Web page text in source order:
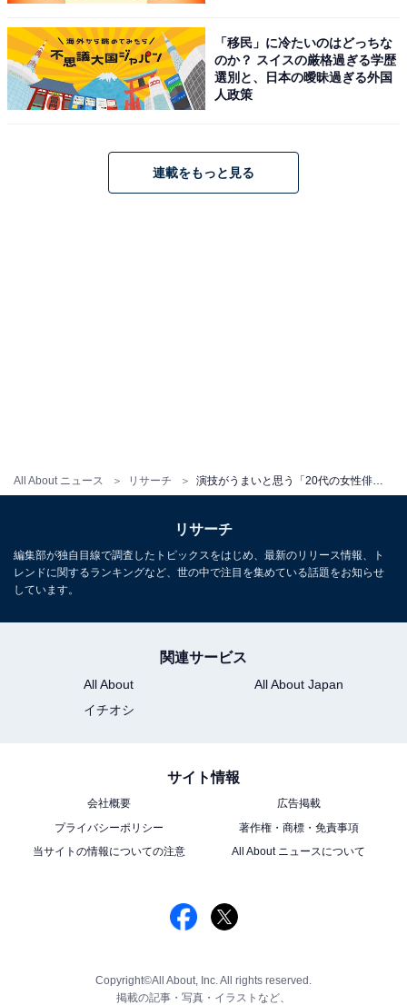
All About ニュース リサーチ 演技がうまいと思う「20代の女性俳優」ランキング！ 2位「二階堂ふみ」を2票差で抑えた1位は？
「移民」に冷たいのはどっちな
のか？ スイスの厳格過ぎる学歴
選別と、日本の曖昧過ぎる外国
人政策
連載をもっと見る
リサーチ
編集部が独自目線で調査したトピックスをはじめ、最新のリリース情報、ト
レンドに関するランキングなど、世の中で注目を集めている話題をお知らせ
しています。
関連サービス
All About
All About Japan
イチオシ
サイト情報
会社概要
広告掲載
プライバシーポリシー
著作権・商標・免責事項
当サイトの情報についての注意
All About ニュースについて
Copyright©All About, Inc. All rights reserved.
掲載の記事・写真・イラストなど、